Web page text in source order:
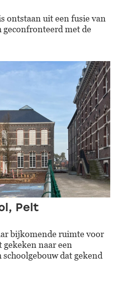
ontstaan uit een fusie van
geconfronteerd met de
Pelt
bijkomende ruimte voor
gekeken naar een
dat gekend